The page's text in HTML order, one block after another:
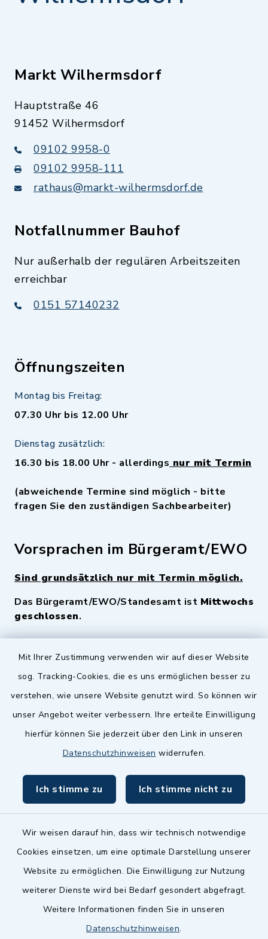
Mit Ihrer Zustimmung verwenden wir auf dieser Website
sog. Tracking-Cookies, die es uns ermöglichen besser zu
verstehen, wie unsere Website genutzt wird. So können wir
unser Angebot weiter verbessern. Ihre erteilte Einwilligung
hierfür können Sie jederzeit über den Link in unseren
Datenschutzhinweisen widerrufen.
Ich stimme zu Ich stimme nicht zu
Wir weisen darauf hin, dass wir technisch notwendige
Cookies einsetzen, um eine optimale Darstellung unserer
Website zu ermöglichen. Die Einwilligung zur Nutzung
weiterer Dienste wird bei Bedarf gesondert abgefragt.
Weitere Informationen finden Sie in unseren
Datenschutzhinweisen.
Markt Wilhermsdorf
Hauptstraße 46
91452 Wilhermsdorf
09102 9958-0
09102 9958-111
rathaus@markt-wilhermsdorf.de
Notfallnummer Bauhof
Nur außerhalb der regulären Arbeitszeiten
erreichbar
0151 57140232
Öffnungszeiten
Montag bis Freitag:
07.30 Uhr bis 12.00 Uhr
Dienstag zusätzlich:
16.30 bis 18.00 Uhr - allerdings nur mit Termin
(abweichende Termine sind möglich - bitte
fragen Sie den zuständigen Sachbearbeiter)
Vorsprachen im Bürgeramt/EWO
Sind grundsätzlich nur mit Termin möglich.
Das Bürgeramt/EWO/Standesamt ist Mittwochs
geschlossen.
Quicklinks
Zenngrund Allianz
Dillenberggruppe
inixmedia GmbH
Barrierefreiheit